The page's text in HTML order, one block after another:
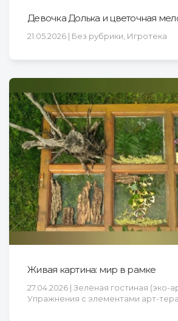
Девочка Долька и цветочная
21.05.2026 | Без рубрики, Игротека
Живая картина: мир в рамке
27.04.2026 | Зелёная гостиная (эко-
Упражнения с элементами арт-